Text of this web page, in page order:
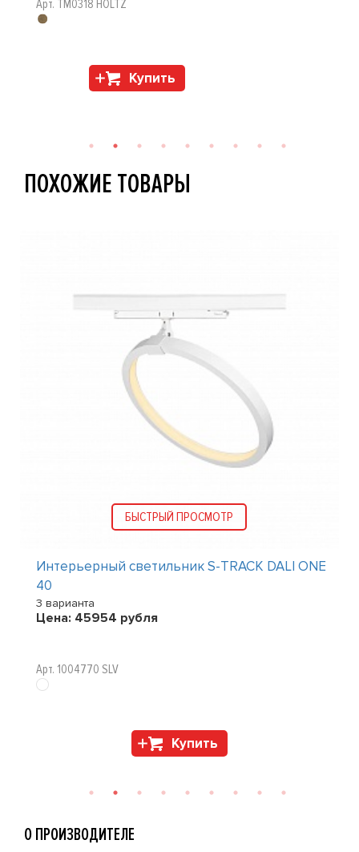
Арт. TM0318 HOLTZ
Купить
ПОХОЖИЕ ТОВАРЫ
БЫСТРЫЙ ПРОСМОТР
Интерьерный светильник S-TRACK DALI ONE
40
3 варианта
Цена: 45954 рубля
Арт. 1004770 SLV
Купить
О ПРОИЗВОДИТЕЛЕ